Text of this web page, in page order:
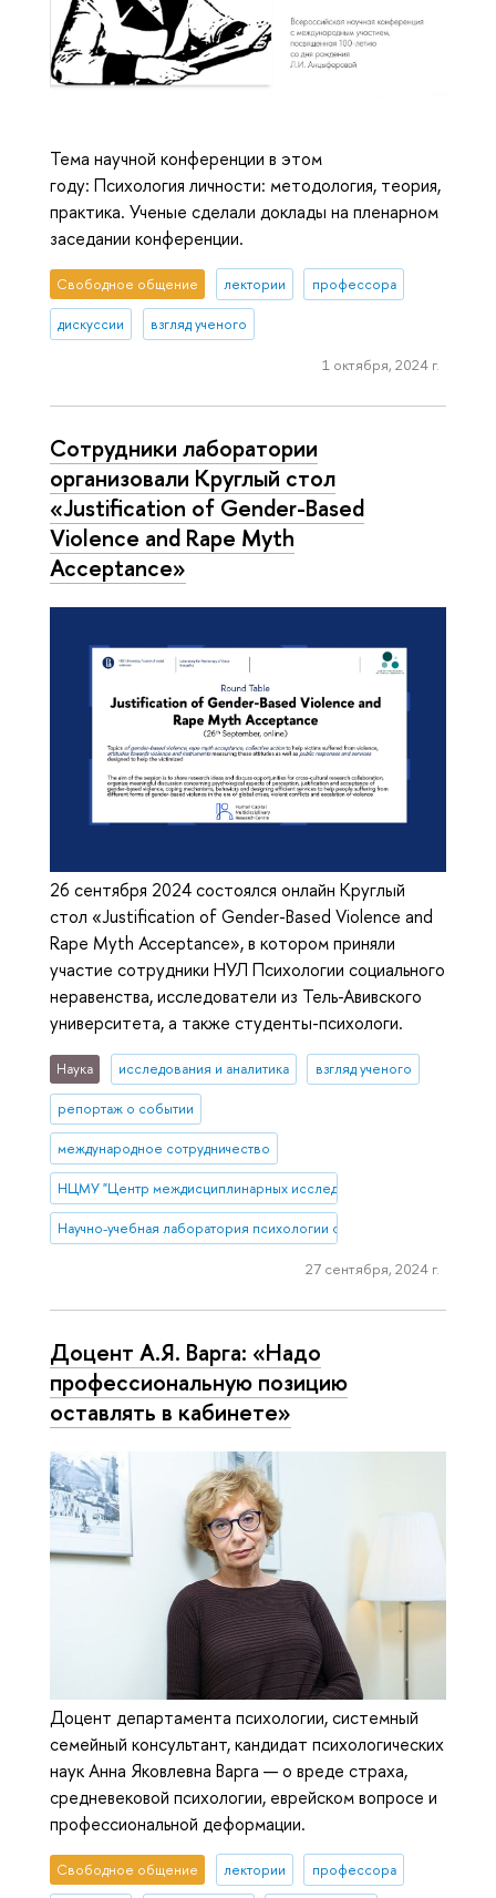
Тема научной конференции в этом
году: Психология личности: методология, теория,
практика. Ученые сделали доклады на пленарном
заседании конференции.
Свободное общение лектории профессора
дискуссии взгляд ученого
1 октября, 2024 г.
Сотрудники лаборатории
организовали Круглый стол
«Justification of Gender-Based
Violence and Rape Myth
Acceptance»
26 сентября 2024 состоялся онлайн Круглый
стол «Justification of Gender-Based Violence and
Rape Myth Acceptance», в котором приняли
участие сотрудники НУЛ Психологии социального
неравенства, исследователи из Тель-Авивского
университета, а также студенты-психологи.
Наука исследования и аналитика взгляд ученого
репортаж о событии
международное сотрудничество
НЦМУ "Центр междисциплинарных исследований человеческого
Научно-учебная лаборатория психологии социального
27 сентября, 2024 г.
Доцент А.Я. Варга: «Надо
профессиональную позицию
оставлять в кабинете»
Доцент департамента психологии, системный
семейный консультант, кандидат психологических
наук Анна Яковлевна Варга — о вреде страха,
средневековой психологии, еврейском вопросе и
профессиональной деформации.
Свободное общение лектории профессора